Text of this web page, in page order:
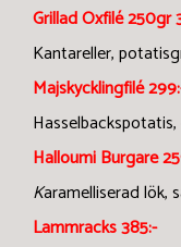
Grillad Oxfilé 250gr
Kantareller,
Majskycklingfilé
Halloumi Burgare
Karamelliserad lök,
Lammracks 385:-